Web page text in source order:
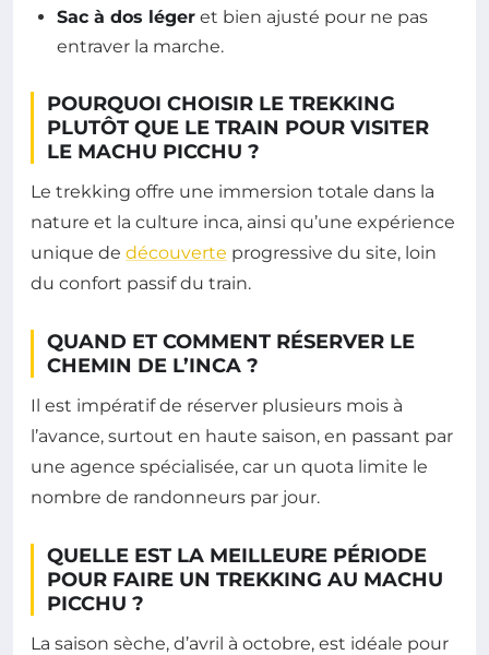
Sac à dos léger et bien ajusté pour ne pas
entraver la marche.
POURQUOI CHOISIR LE TREKKING
PLUTÔT QUE LE TRAIN POUR VISITER
LE MACHU PICCHU ?
Le trekking offre une immersion totale dans la
nature et la culture inca, ainsi qu’une expérience
unique de découverte progressive du site, loin
du confort passif du train.
QUAND ET COMMENT RÉSERVER LE
CHEMIN DE L’INCA ?
Il est impératif de réserver plusieurs mois à
l’avance, surtout en haute saison, en passant par
une agence spécialisée, car un quota limite le
nombre de randonneurs par jour.
QUELLE EST LA MEILLEURE PÉRIODE
POUR FAIRE UN TREKKING AU MACHU
PICCHU ?
La saison sèche, d’avril à octobre, est idéale pour